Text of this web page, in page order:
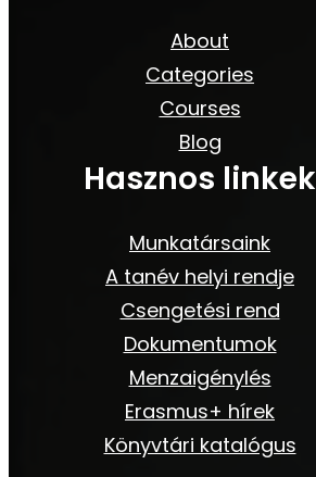
About
Categories
Courses
Blog
Hasznos linkek
Munkatársaink
A tanév helyi rendje
Csengetési rend
Dokumentumok
Menzaigénylés
Erasmus+ hírek
Könyvtári katalógus